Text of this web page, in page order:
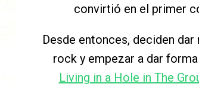
convirtió en el primer
Desde entonces, deciden
rock y empezar a dar
Living in a Hole in The